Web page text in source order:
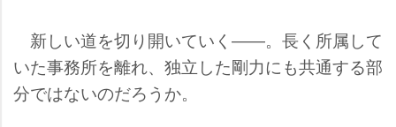
新しい道を切り開いていく――。長く所属して
いた事務所を離れ、独立した剛力にも共通する部
分ではないのだろうか。